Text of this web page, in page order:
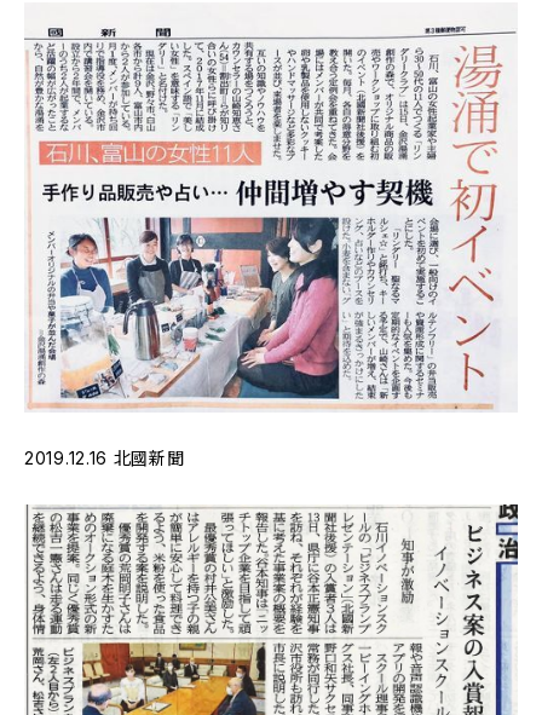
2019.12.16 北國新聞